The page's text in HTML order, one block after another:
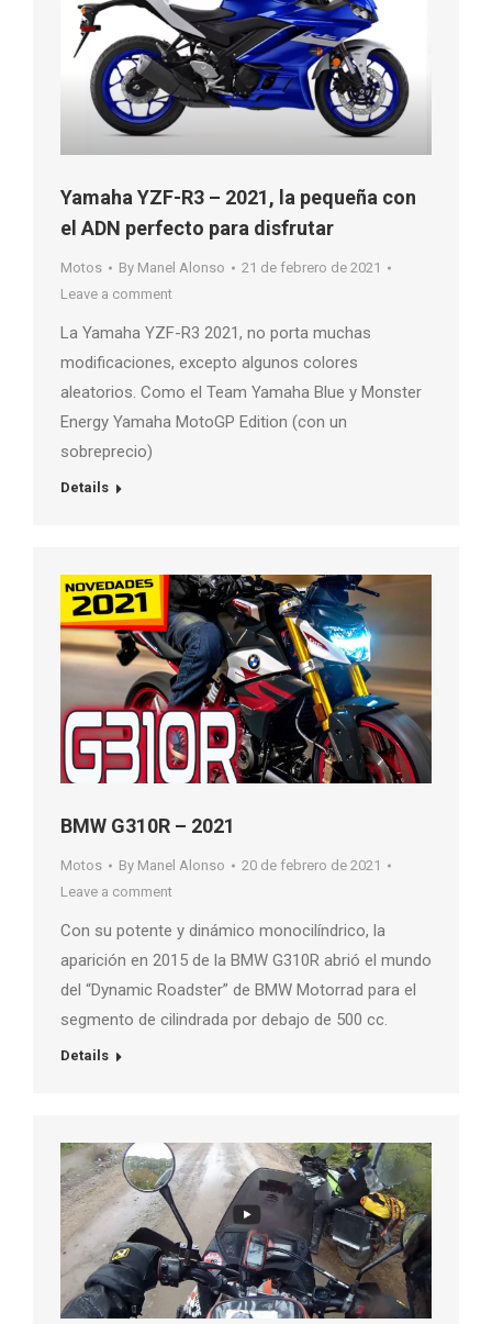
Yamaha YZF-R3 – 2021, la pequeña con
el ADN perfecto para disfrutar
Motos By Manel Alonso
21 de febrero de 2021
Leave a comment
La Yamaha YZF-R3 2021, no porta muchas
modificaciones, excepto algunos colores
aleatorios. Como el Team Yamaha Blue y Monster
Energy Yamaha MotoGP Edition (con un
sobreprecio)
Details
BMW G310R – 2021
Motos By Manel Alonso
20 de febrero de 2021
Leave a comment
Con su potente y dinámico monocilíndrico, la
aparición en 2015 de la BMW G310R abrió el mundo
del “Dynamic Roadster” de BMW Motorrad para el
segmento de cilindrada por debajo de 500 cc.
Details